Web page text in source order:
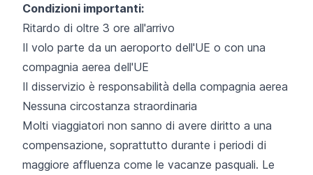
Condizioni importanti:
Ritardo di oltre 3 ore all'arrivo
Il volo parte da un aeroporto dell'UE o con una
compagnia aerea dell'UE
Il disservizio è responsabilità della compagnia aerea
Nessuna circostanza straordinaria
Molti viaggiatori non sanno di avere diritto a una
compensazione, soprattutto durante i periodi di
maggiore affluenza come le vacanze pasquali. Le